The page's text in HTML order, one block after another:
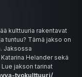
kulttuuria rakentavat
tuntuu? Tämä jakso on
Jaksossa
Helander sekä
jakson tarinat
tyokulttuuri/